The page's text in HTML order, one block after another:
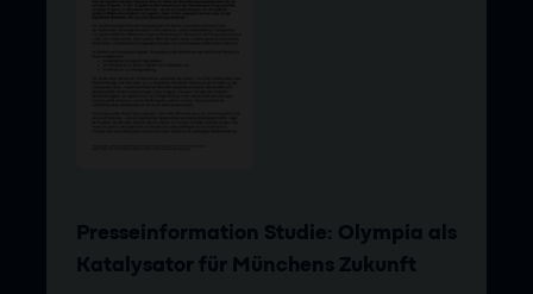
Presseinformation Studie: Olympia als
Katalysator für Münchens Zukunft